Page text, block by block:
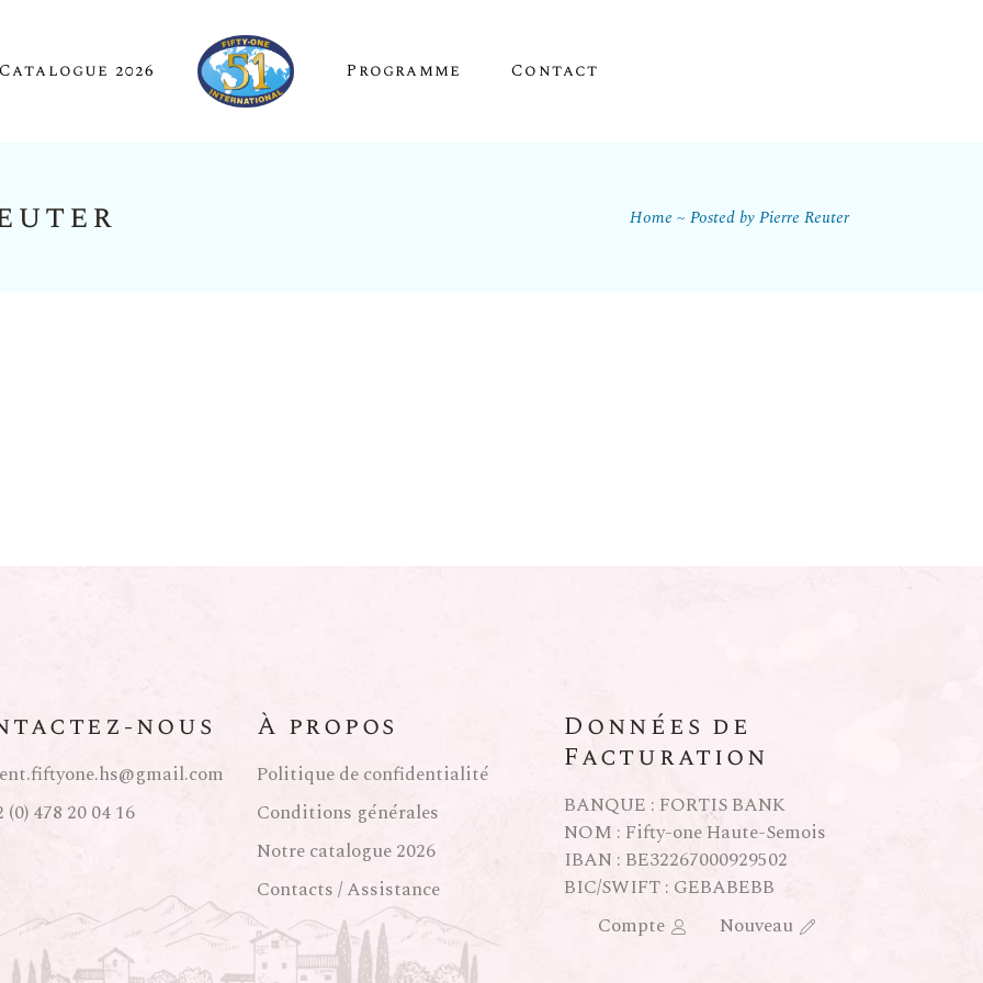
Catalogue 2026 Programme Contact
Home Posted by Pierre Reuter
nous
(0) 478 20 04 16
À propos
Politique de confidentialité
Conditions générales
Notre catalogue 2026
Contacts / Assistance
Données de
Facturation
BANQUE : FORTIS BANK
NOM : Fifty-one Haute-Semois
IBAN : BE32267000929502
BIC/SWIFT : GEBABEBB
Compte
Nouveau